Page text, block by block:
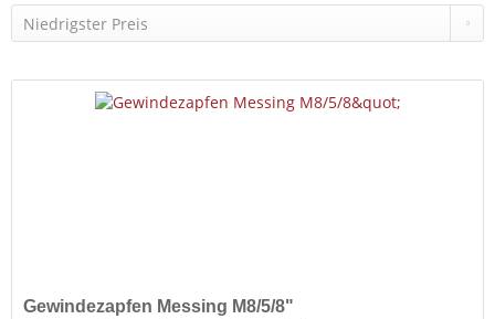
Gewindezapfen Messing M8/5/8"